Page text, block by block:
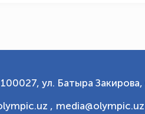
ул. Батыра Закирова,
, media@olympic.uz